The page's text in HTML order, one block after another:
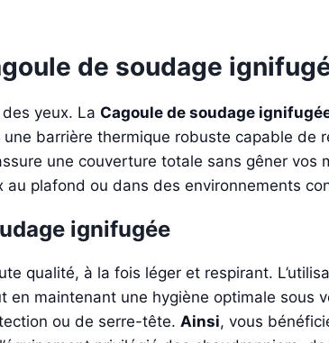
de soudage
yeux. La Cagoule de soudage
barrière thermique robuste capable de
une couverture totale sans gêner vos
plafond ou dans des environnements
ignifugée
qualité, à la fois léger et respirant.
en maintenant une hygiène optimale sous
ou de serre-tête. Ainsi, vous